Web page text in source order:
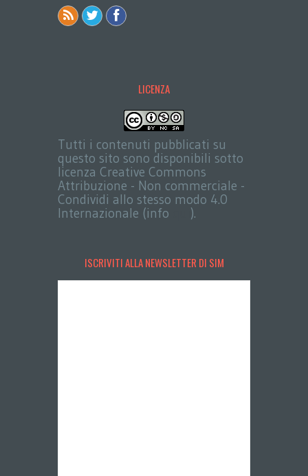
LICENZA
Tutti i contenuti pubblicati su
questo sito sono disponibili sotto
licenza Creative Commons
Attribuzione - Non commerciale -
Condividi allo stesso modo 4.0
Internazionale (info
).
ISCRIVITI ALLA NEWSLETTER DI SIM